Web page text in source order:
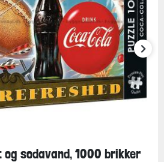
sodavand, 1000 brikker